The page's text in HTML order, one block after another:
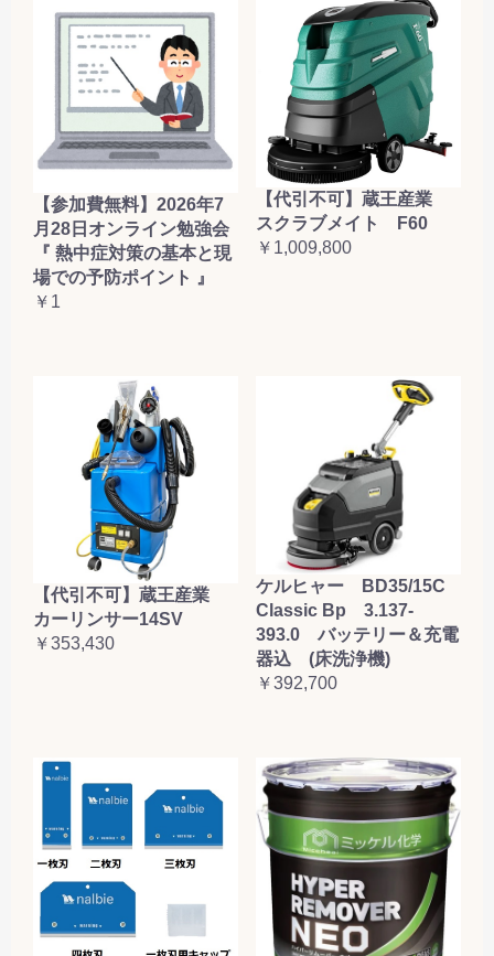
【参加費無料】2026年7
月28日オンライン勉強会
『 熱中症対策の基本と現
場での予防ポイント 』
￥1
【代引不可】蔵王産業
スクラブメイト F60
￥1,009,800
【代引不可】蔵王産業
カーリンサー14SV
￥353,430
ケルヒャー BD35/15C
Classic Bp 3.137-
393.0 バッテリー＆充電
器込 (床洗浄機)
￥392,700